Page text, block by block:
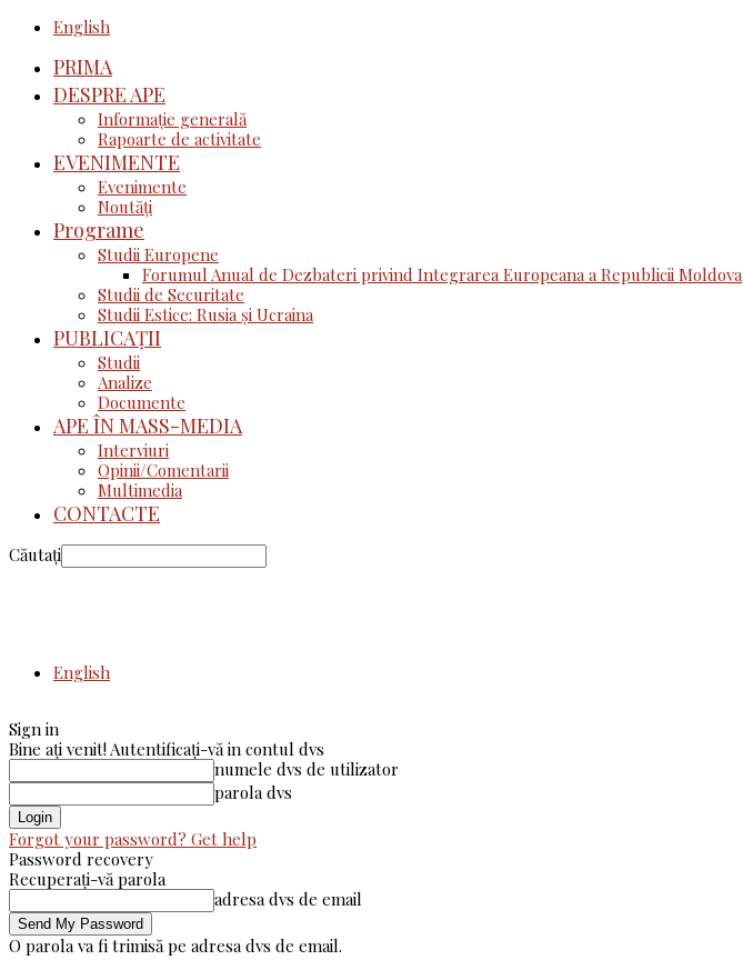
English
PRIMA
DESPRE APE
Informație generală
Rapoarte de activitate
EVENIMENTE
Evenimente
Noutăţi
Programe
Studii Europene
Forumul Anual de Dezbateri privind Integrarea Europeana a Republicii Moldova
Studii de Securitate
Studii Estice: Rusia și Ucraina
PUBLICAȚII
Studii
Analize
Documente
APE ÎN MASS-MEDIA
Interviuri
Opinii/Comentarii
Multimedia
CONTACTE
Căutați
English
Sign in
Bine ați venit! Autentificați-vă in contul dvs
numele dvs de utilizator
parola dvs
Forgot your password? Get help
Password recovery
Recuperați-vă parola
adresa dvs de email
O parola va fi trimisă pe adresa dvs de email.